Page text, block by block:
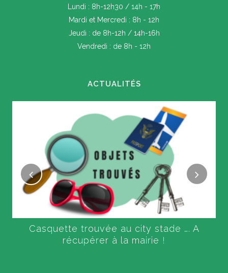
Lundi : 8h-12h30 / 14h - 17h
Mardi et Mercredi : 8h - 12h
Jeudi : de 8h-12h / 14h-16h
Vendredi : de 8h - 12h
ACTUALITÉS
Casquette trouvée au city stade …. A
récupérer à la mairie !